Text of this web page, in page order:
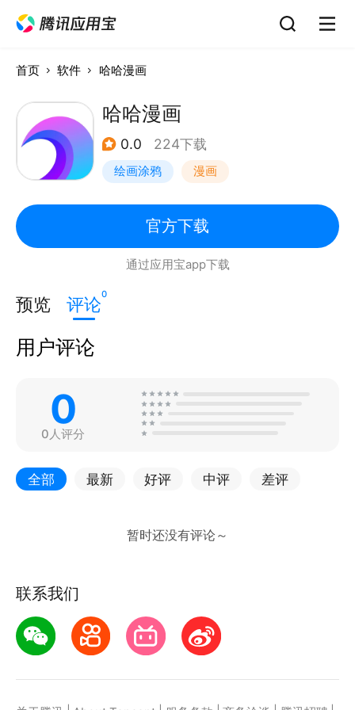
首页 软件 哈哈漫画
哈哈漫画
0.0 224下载
绘画涂鸦 漫画
官方下载
通过应用宝app下载
预览 评论0
用户评论
0
0人评分
全部 最新 好评 中评 差评
联系我们